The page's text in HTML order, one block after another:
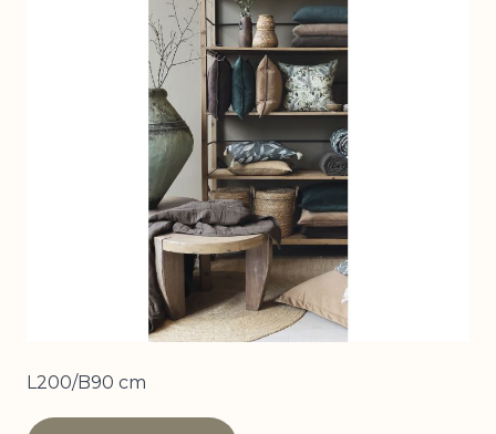
L200/B90 cm